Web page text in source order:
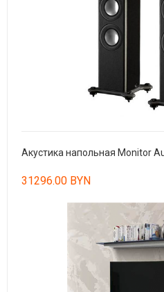
31296.00 BYN